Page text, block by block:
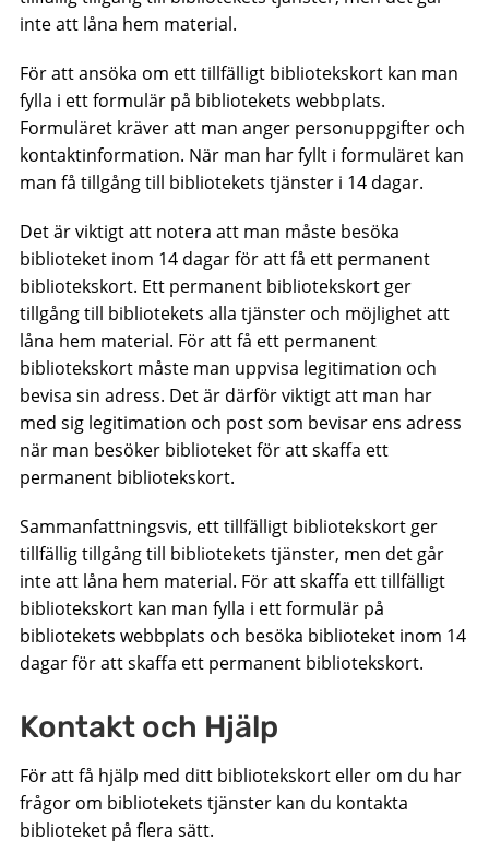
inte att låna hem material.
För att ansöka om ett tillfälligt bibliotekskort kan man
fylla i ett formulär på bibliotekets webbplats.
Formuläret kräver att man anger personuppgifter och
kontaktinformation. När man har fyllt i formuläret kan
man få tillgång till bibliotekets tjänster i 14 dagar.
Det är viktigt att notera att man måste besöka
biblioteket inom 14 dagar för att få ett permanent
bibliotekskort. Ett permanent bibliotekskort ger
tillgång till bibliotekets alla tjänster och möjlighet att
låna hem material. För att få ett permanent
bibliotekskort måste man uppvisa legitimation och
bevisa sin adress. Det är därför viktigt att man har
med sig legitimation och post som bevisar ens adress
när man besöker biblioteket för att skaffa ett
permanent bibliotekskort.
Sammanfattningsvis, ett tillfälligt bibliotekskort ger
tillfällig tillgång till bibliotekets tjänster, men det går
inte att låna hem material. För att skaffa ett tillfälligt
bibliotekskort kan man fylla i ett formulär på
bibliotekets webbplats och besöka biblioteket inom 14
dagar för att skaffa ett permanent bibliotekskort.
Kontakt och Hjälp
För att få hjälp med ditt bibliotekskort eller om du har
frågor om bibliotekets tjänster kan du kontakta
biblioteket på flera sätt.